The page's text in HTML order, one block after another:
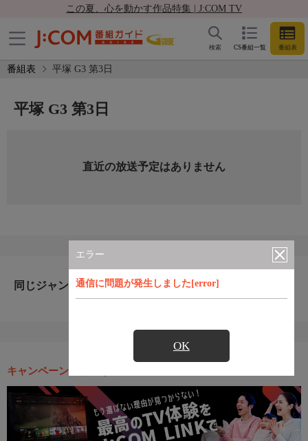
この夏、心を動かす作品特集 | J:COM TV
CS番組一覧 番組表
検索
番組表 平塚 G3 第3日
エラー
通信に問題が発生しました[error]
OK
平塚 G3 第3日
直近の放送予定はありません
同じジャンルのおすすめ番組
キャンペーン・お得な情報